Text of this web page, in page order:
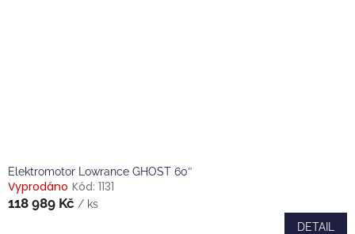
Elektromotor Lowrance GHOST 60″
Vyprodáno Kód: 1131
118 989 Kč / ks
DETAIL